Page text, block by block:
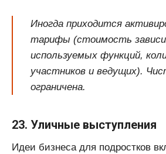
Иногда приходится
тарифы (стоимость
используемых функций,
участников и ведущих).
ограничена.
23. Уличные выступления
Идеи бизнеса для подростков